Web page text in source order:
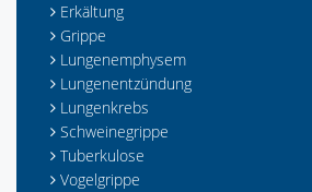
Erkältung
Grippe
Lungenemphysem
Lungenentzündung
Lungenkrebs
Schweinegrippe
Tuberkulose
Vogelgrippe